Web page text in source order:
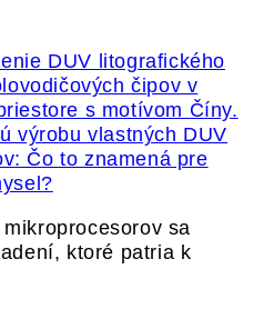
výrobu vlastných DUV
Čo to znamená pre
sa
ktoré patria k